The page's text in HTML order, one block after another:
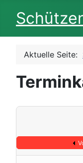
Aktuelle Seite: